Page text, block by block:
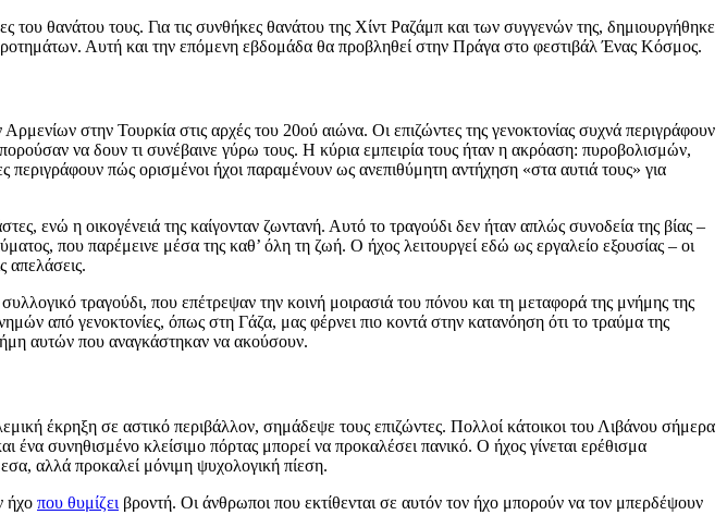
θανάτου τους. Για τις συνθήκες θανάτου της Χίντ Ραζάμπ και των συγγενών της, δημιουργήθηκε
Αυτή και την επόμενη εβδομάδα θα προβληθεί στην Πράγα στο φεστιβάλ Ένας Κόσμος.
στην Τουρκία στις αρχές του 20ού αιώνα. Οι επιζώντες της γενοκτονίας συχνά περιγράφουν
να δουν τι συνέβαινε γύρω τους. Η κύρια εμπειρία τους ήταν η ακρόαση: πυροβολισμών,
πώς ορισμένοι ήχοι παραμένουν ως ανεπιθύμητη αντήχηση «στα αυτιά τους» για
ενώ η οικογένειά της καίγονταν ζωντανή. Αυτό το τραγούδι δεν ήταν απλώς συνοδεία της βίας –
που παρέμεινε μέσα της καθ’ όλη τη ζωή. Ο ήχος λειτουργεί εδώ ως εργαλείο εξουσίας – οι
απελάσεις.
τραγούδι, που επέτρεψαν την κοινή μοιρασιά του πόνου και τη μεταφορά της μνήμης της
από γενοκτονίες, όπως στη Γάζα, μας φέρνει πιο κοντά στην κατανόηση ότι το τραύμα της
αυτών που αναγκάστηκαν να ακούσουν.
έκρηξη σε αστικό περιβάλλον, σημάδεψε τους επιζώντες. Πολλοί κάτοικοι του Λιβάνου σήμερα
συνηθισμένο κλείσιμο πόρτας μπορεί να προκαλέσει πανικό. Ο ήχος γίνεται ερέθισμα
αλλά προκαλεί μόνιμη ψυχολογική πίεση.
ήχο που θυμίζει βροντή. Οι άνθρωποι που εκτίθενται σε αυτόν τον ήχο μπορούν να τον μπερδέψουν